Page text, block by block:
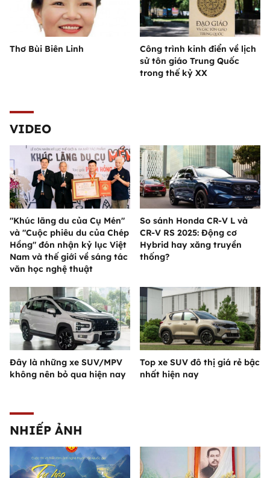
Thơ Bùi Biên Linh
Công trình kinh điển về lịch
sử tôn giáo Trung Quốc
trong thế kỷ XX
VIDEO
"Khúc lãng du của Cụ Mén"
và "Cuộc phiêu du của Chép
Hồng" đón nhận kỷ lục Việt
Nam và thế giới về sáng tác
văn học nghệ thuật
So sánh Honda CR-V L và
CR-V RS 2025: Động cơ
Hybrid hay xăng truyền
thống?
Đây là những xe SUV/MPV
không nên bỏ qua hiện nay
Top xe SUV đô thị giá rẻ bậc
nhất hiện nay
NHIẾP ẢNH